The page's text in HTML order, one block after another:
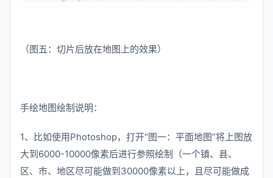
（图五：切片后放在地图上的效果）
手绘地图绘制说明：
1、比如使用Photoshop，打开“图一：平面地图”将上图放
大到6000-10000像素后进行参照绘制（一个镇、县、
区、市、地区尽可能做到30000像素以上，且尽可能做成